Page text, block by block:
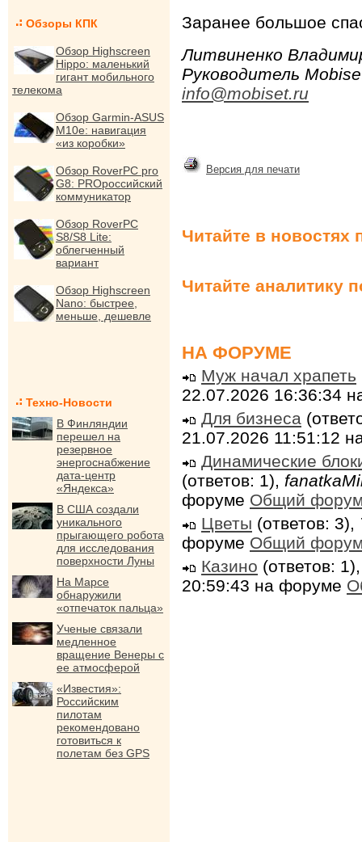
Обзоры КПК
Обзор Highscreen
Hippo: маленький
гигант мобильного
телекома
Обзор Garmin-ASUS
M10e: навигация
«из коробки»
Обзор RoverPC pro
G8: PROроссийский
коммуникатор
Обзор RoverPC
S8/S8 Lite:
облегченный
вариант
Обзор Highscreen
Nano: быстрее,
меньше, дешевле
Техно-Новости
В Финляндии
перешел на
резервное
энергоснабжение
дата-центр
«Яндекса»
В США создали
уникального
прыгающего робота
для исследования
поверхности Луны
На Марсе
обнаружили
«отпечаток пальца»
Ученые связали
медленное
вращение Венеры с
ее атмосферой
«Известия»:
Российским
пилотам
рекомендовано
готовиться к
полетам без GPS
Заранее большое
Литвиненко
Руководитель
info@mobiset.ru
Версия для печати
Читайте в новостях
Читайте аналитику
НА ФОРУМЕ
Муж начал храпеть
22.07.2026 16:36:34
Для бизнеса
21.07.2026 11:51:12
Динамические
(ответов: 1),
форуме Общий
Цветы (ответов: 3),
форуме Общий
Казино (ответов:
20:59:43 на форуме